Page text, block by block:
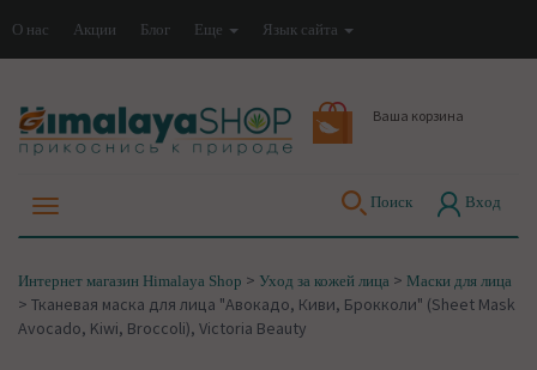
О нас Акции Блог Еще Язык сайта
Ваша корзина
Поиск Вход
Интернет магазин Himalaya Shop > Уход за кожей лица > Маски для лица
> Тканевая маска для лица "Авокадо, Киви, Брокколи" (Sheet Mask
Avocado, Kiwi, Broccoli), Victoria Beauty